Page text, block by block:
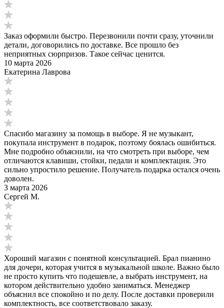
Заказ оформили быстро. Перезвонили почти сразу, уточнили
детали, договорились по доставке. Все прошло без
неприятных сюрпризов. Такое сейчас ценится.
10 марта 2026
Екатерина Лаврова
Спасибо магазину за помощь в выборе. Я не музыкант,
покупала инструмент в подарок, поэтому боялась ошибиться.
Мне подробно объяснили, на что смотреть при выборе, чем
отличаются клавиши, стойки, педали и комплектация. Это
сильно упростило решение. Получатель подарка остался очень
доволен.
3 марта 2026
Сергей М.
Хороший магазин с понятной консультацией. Брал пианино
для дочери, которая учится в музыкальной школе. Важно было
не просто купить что подешевле, а выбрать инструмент, на
котором действительно удобно заниматься. Менеджер
объяснил все спокойно и по делу. После доставки проверили
комплектность, все соответствовало заказу.